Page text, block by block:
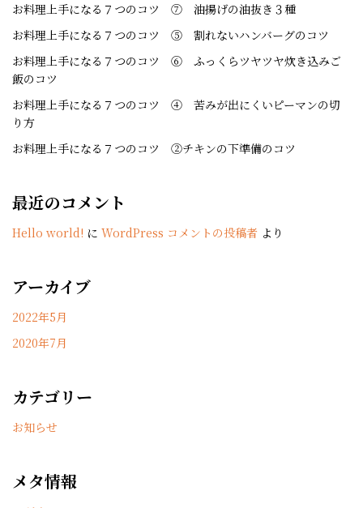
お料理上手になる７つのコツ ⑦ 油揚げの油抜き３種
お料理上手になる７つのコツ ⑤ 割れないハンバーグのコツ
お料理上手になる７つのコツ ⑥ ふっくらツヤツヤ炊き込みご
飯のコツ
お料理上手になる７つのコツ ④ 苦みが出にくいピーマンの切
り方
お料理上手になる７つのコツ ②チキンの下準備のコツ
最近のコメント
Hello world! に WordPress コメントの投稿者 より
アーカイブ
2022年5月
2020年7月
カテゴリー
お知らせ
メタ情報